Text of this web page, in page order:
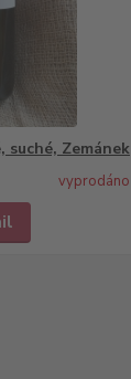
suché, Zemánek
vyprodáno